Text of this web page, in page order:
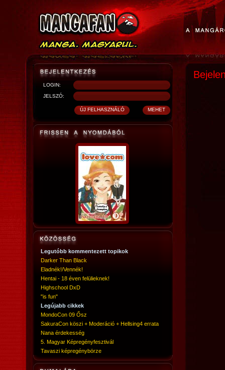
LOGIN:
JELSZÓ:
Legutóbb kommentezett topikok
Darker Than Black
Eladnék!/Vennék!
Hentai - 18 éven felülieknek!
Highschool DxD
"is fun"
Legújabb cikkek
MondoCon 09 Ősz
SakuraCon köszi + Moderáció + Hellsing4 errata
Nana érdekesség
5. Magyar Képregényfesztivál
Tavaszi képregénybörze